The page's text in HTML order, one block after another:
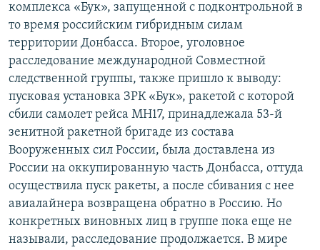
комплекса «Бук», запущенной с подконтрольной в
то время российским гибридным силам
территории Донбасса. Второе, уголовное
расследование международной Совместной
следственной группы, также пришло к выводу:
пусковая установка ЗРК «Бук», ракетой с которой
сбили самолет рейса MH17, принадлежала 53-й
зенитной ракетной бригаде из состава
Вооруженных сил России, была доставлена из
России на оккупированную часть Донбасса, оттуда
осуществила пуск ракеты, а после сбивания с нее
авиалайнера возвращена обратно в Россию. Но
конкретных виновных лиц в группе пока еще не
называли, расследование продолжается. В мире